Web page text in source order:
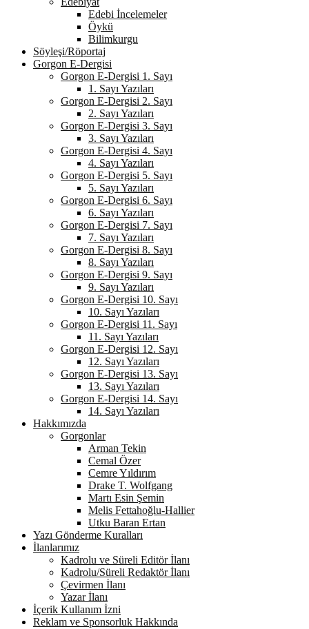
Edebi İncelemeler
Öykü
Bilimkurgu
Söyleşi/Röportaj
Gorgon E-Dergisi
Gorgon E-Dergisi 1. Sayı
1. Sayı Yazıları
Gorgon E-Dergisi 2. Sayı
2. Sayı Yazıları
Gorgon E-Dergisi 3. Sayı
3. Sayı Yazıları
Gorgon E-Dergisi 4. Sayı
4. Sayı Yazıları
Gorgon E-Dergisi 5. Sayı
5. Sayı Yazıları
Gorgon E-Dergisi 6. Sayı
6. Sayı Yazıları
Gorgon E-Dergisi 7. Sayı
7. Sayı Yazıları
Gorgon E-Dergisi 8. Sayı
8. Sayı Yazıları
Gorgon E-Dergisi 9. Sayı
9. Sayı Yazıları
Gorgon E-Dergisi 10. Sayı
10. Sayı Yazıları
Gorgon E-Dergisi 11. Sayı
11. Sayı Yazıları
Gorgon E-Dergisi 12. Sayı
12. Sayı Yazıları
Gorgon E-Dergisi 13. Sayı
13. Sayı Yazıları
Gorgon E-Dergisi 14. Sayı
14. Sayı Yazıları
Hakkımızda
Gorgonlar
Arman Tekin
Cemal Özer
Cemre Yıldırım
Drake T. Wolfgang
Martı Esin Şemin
Melis Fettahoğlu-Hallier
Utku Baran Ertan
Yazı Gönderme Kuralları
İlanlarımız
Kadrolu ve Süreli Editör İlanı
Kadrolu/Süreli Redaktör İlanı
Çevirmen İlanı
Yazar İlanı
İçerik Kullanım İzni
Reklam ve Sponsorluk Hakkında